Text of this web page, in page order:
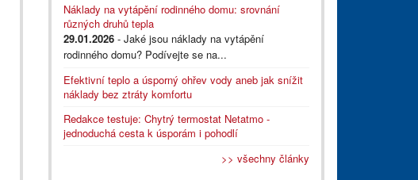
Náklady na vytápění rodinného domu: srovnání
různých druhů tepla
29.01.2026 - Jaké jsou náklady na vytápění
rodinného domu? Podívejte se na...
Efektivní teplo a úsporný ohřev vody aneb jak snížit
náklady bez ztráty komfortu
Redakce testuje: Chytrý termostat Netatmo -
jednoduchá cesta k úsporám i pohodlí
>> všechny články